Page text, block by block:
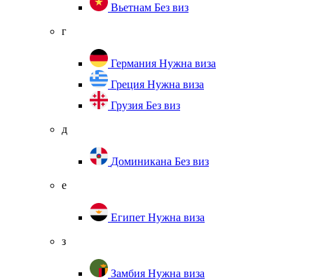
Вьетнам Без виз
г
Германия Нужна виза
Греция Нужна виза
Грузия Без виз
д
Доминикана Без виз
е
Египет Нужна виза
з
Замбия Нужна виза